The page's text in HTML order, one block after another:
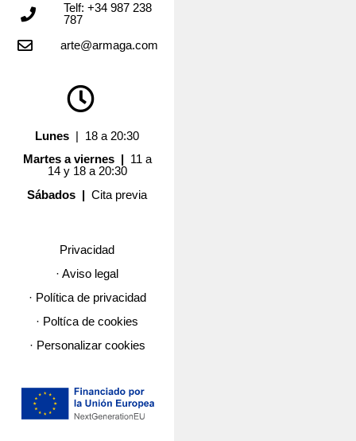
Telf: +34 987 238
787
arte@armaga.com
Lunes | 18 a 20:30
Martes a viernes | 11 a
14 y 18 a 20:30
Sábados |Cita previa
Privacidad
· Aviso legal
· Política de privacidad
· Poltíca de cookies
· Personalizar cookies